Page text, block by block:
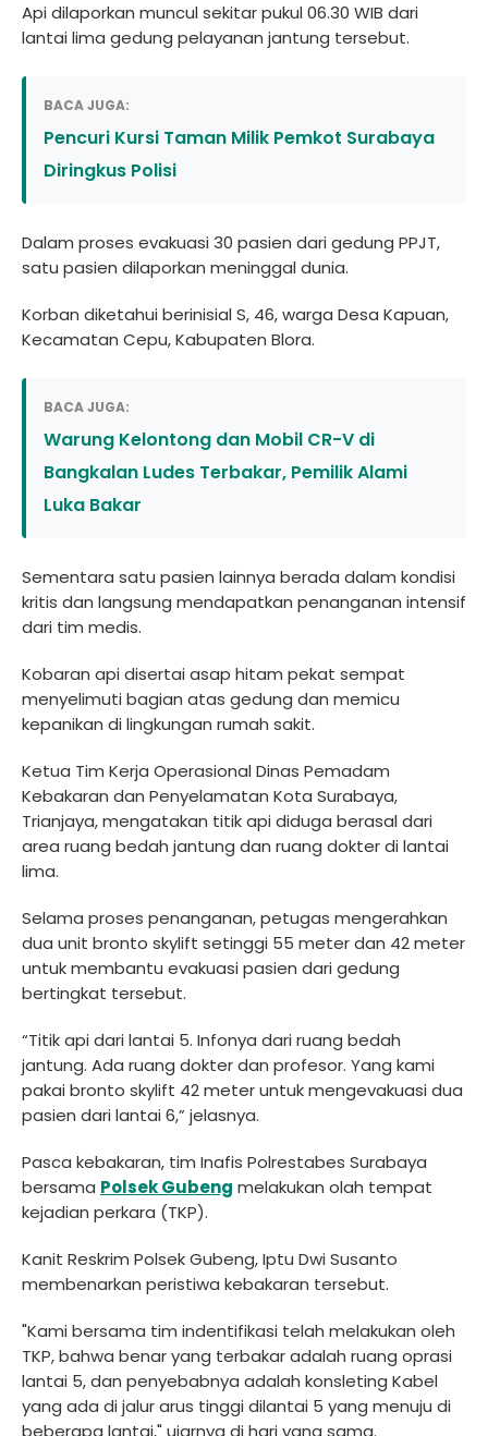
Api dilaporkan muncul sekitar pukul 06.30 WIB dari
lantai lima gedung pelayanan jantung tersebut.
BACA JUGA:
Pencuri Kursi Taman Milik Pemkot Surabaya
Diringkus Polisi
Dalam proses evakuasi 30 pasien dari gedung PPJT,
satu pasien dilaporkan meninggal dunia.
Korban diketahui berinisial S, 46, warga Desa Kapuan,
Kecamatan Cepu, Kabupaten Blora.
BACA JUGA:
Warung Kelontong dan Mobil CR-V di
Bangkalan Ludes Terbakar, Pemilik Alami
Luka Bakar
Sementara satu pasien lainnya berada dalam kondisi
kritis dan langsung mendapatkan penanganan intensif
dari tim medis.
Kobaran api disertai asap hitam pekat sempat
menyelimuti bagian atas gedung dan memicu
kepanikan di lingkungan rumah sakit.
Ketua Tim Kerja Operasional Dinas Pemadam
Kebakaran dan Penyelamatan Kota Surabaya,
Trianjaya, mengatakan titik api diduga berasal dari
area ruang bedah jantung dan ruang dokter di lantai
lima.
Selama proses penanganan, petugas mengerahkan
dua unit bronto skylift setinggi 55 meter dan 42 meter
untuk membantu evakuasi pasien dari gedung
bertingkat tersebut.
“Titik api dari lantai 5. Infonya dari ruang bedah
jantung. Ada ruang dokter dan profesor. Yang kami
pakai bronto skylift 42 meter untuk mengevakuasi dua
pasien dari lantai 6,” jelasnya.
Pasca kebakaran, tim Inafis Polrestabes Surabaya
bersama Polsek Gubeng melakukan olah tempat
kejadian perkara (TKP).
Kanit Reskrim Polsek Gubeng, Iptu Dwi Susanto
membenarkan peristiwa kebakaran tersebut.
"Kami bersama tim indentifikasi telah melakukan oleh
TKP, bahwa benar yang terbakar adalah ruang oprasi
lantai 5, dan penyebabnya adalah konsleting Kabel
yang ada di jalur arus tinggi dilantai 5 yang menuju di